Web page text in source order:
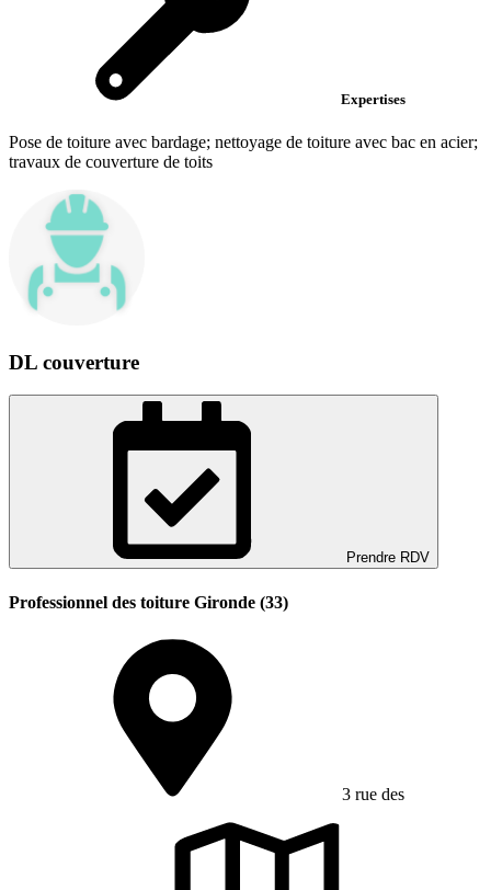
Expertises
Pose de toiture avec bardage; nettoyage de toiture avec bac en acier;
travaux de couverture de toits
DL couverture
Prendre RDV
Professionnel des toiture Gironde (33)
3 rue des